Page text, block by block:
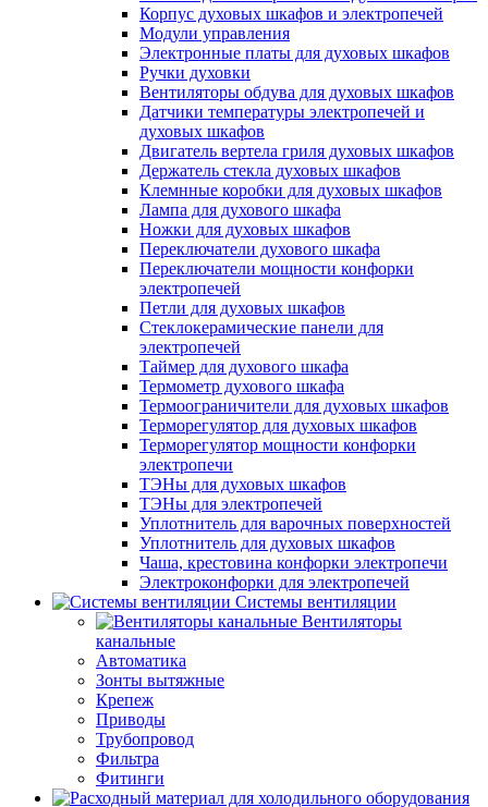
Корпус духовых шкафов и электропечей
Модули управления
Электронные платы для духовых шкафов
Ручки духовки
Вентиляторы обдува для духовых шкафов
Датчики температуры электропечей и
духовых шкафов
Двигатель вертела гриля духовых шкафов
Держатель стекла духовых шкафов
Клемнные коробки для духовых шкафов
Лампа для духового шкафа
Ножки для духовых шкафов
Переключатели духового шкафа
Переключатели мощности конфорки
электропечей
Петли для духовых шкафов
Стеклокерамические панели для
электропечей
Таймер для духового шкафа
Термометр духового шкафа
Термоограничители для духовых шкафов
Терморегулятор для духовых шкафов
Терморегулятор мощности конфорки
электропечи
ТЭНы для духовых шкафов
ТЭНы для электропечей
Уплотнитель для варочных поверхностей
Уплотнитель для духовых шкафов
Чаша, крестовина конфорки электропечи
Электроконфорки для электропечей
Системы вентиляции
Вентиляторы
канальные
Автоматика
Зонты вытяжные
Крепеж
Приводы
Трубопровод
Фильтра
Фитинги